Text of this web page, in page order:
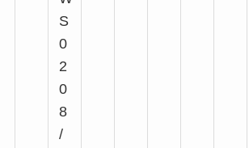
S
0
2
0
8
/